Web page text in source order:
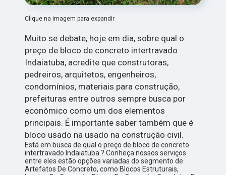
Clique na imagem para expandir
Muito se debate, hoje em dia, sobre qual o
preço de bloco de concreto intertravado
Indaiatuba, acredite que construtoras,
pedreiros, arquitetos, engenheiros,
condomínios, materiais para construção,
prefeituras entre outros sempre busca por
econômico como um dos elementos
principais. É importante saber também que é
bloco usado na usado na construção civil.
Está em busca de qual o preço de bloco de concreto
intertravado Indaiatuba ? Conheça nossos serviços
entre eles estão opções variadas do segmento de
Artefatos De Concreto, como Blocos Estruturais,